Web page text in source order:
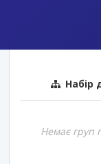
Набір
Немає груп